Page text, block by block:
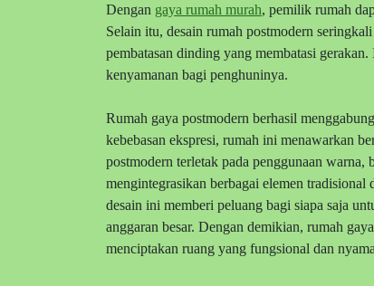
Dengan gaya rumah murah, pemilik rumah
Selain itu, desain rumah postmodern
pembatasan dinding yang membatasi
kenyamanan bagi penghuninya.
Rumah gaya postmodern berhasil
kebebasan ekspresi, rumah ini menawarkan
postmodern terletak pada penggunaan
mengintegrasikan berbagai elemen
desain ini memberi peluang bagi siapa saja
anggaran besar. Dengan demikian, rumah
menciptakan ruang yang fungsional dan